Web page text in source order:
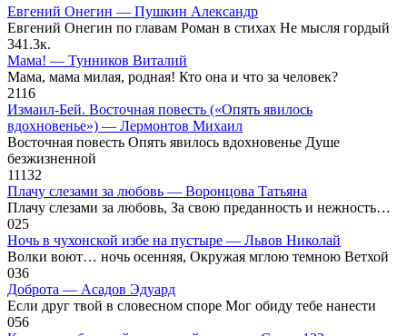
Евгений Онегин — Пушкин Александр
Евгений Онегин по главам Роман в стихах Не мысля гордый
341.3к.
Мама! — Тунников Виталий
Мама, мама милая, родная! Кто она и что за человек?
2116
Измаил-Бей. Восточная повесть («Опять явилось
вдохновенье») — Лермонтов Михаил
Восточная повесть Опять явилось вдохновенье Душе
безжизненной
11132
Плачу слезами за любовь — Воронцова Татьяна
Плачу слезами за любовь, За свою преданность и нежность…
025
Ночь в чухонской избе на пустыре — Львов Николай
Волки воют… ночь осенняя, Окружая мглою темною Ветхой
036
Доброта — Асадов Эдуард
Если друг твой в словесном споре Мог обиду тебе нанести
056